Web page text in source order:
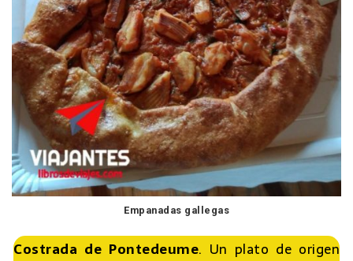
Empanadas gallegas
Costrada de Pontedeume. Un plato de origen